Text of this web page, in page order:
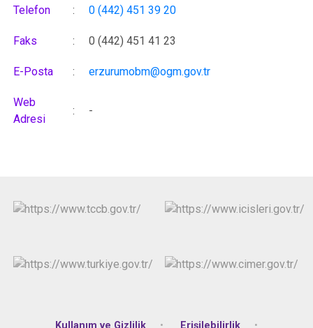
Narman
Yakutiye
Telefon : 0 (442) 451 39 20
Faks : 0 (442) 451 41 23
E-Posta : erzurumobm@ogm.gov.tr
Web
Adresi
: -
Kullanım ve Gizlilik Erişilebilirlik